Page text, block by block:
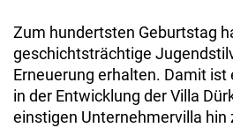
Zum hundertsten Geburtstag
geschichtsträchtige
Erneuerung erhalten. Damit
in der Entwicklung der Villa
einstigen Unternehmervilla hin